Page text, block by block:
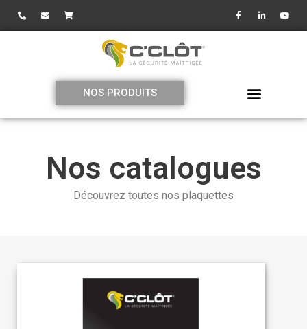
NOS PRODUITS
Nos catalogues
Découvrez toutes nos plaquettes